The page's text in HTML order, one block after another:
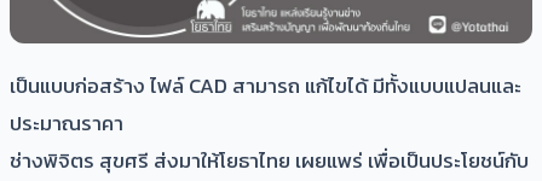
เป็นแบบก่อสร้าง ไฟล์ CAD สามารถ แก้ไขได้ มีทั้งแบบแปลนและ
ประมาณราคา
ช่างพิจิตร สุขศรี ​ส่งมาให้โยธาไทย เผยแพร่ เพื่อเป็นประโยชน์กับ